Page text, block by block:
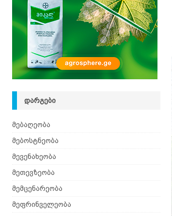
ᲓᲐᲠᲒᲔᲑᲘ
მებაღეობა
მებოსტნეობა
მევენახეობა
მეთევზეობა
მემცენარეობა
მეფრინველეობა